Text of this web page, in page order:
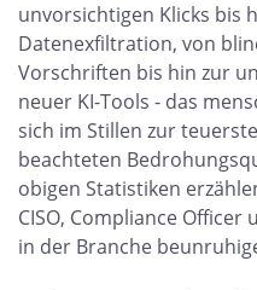
unvorsichtigen Klicks bis
Datenexfiltration, von
Vorschriften bis hin zur
neuer KI-Tools - das
sich im Stillen zur
beachteten
obigen Statistiken
CISO, Compliance
in der Branche